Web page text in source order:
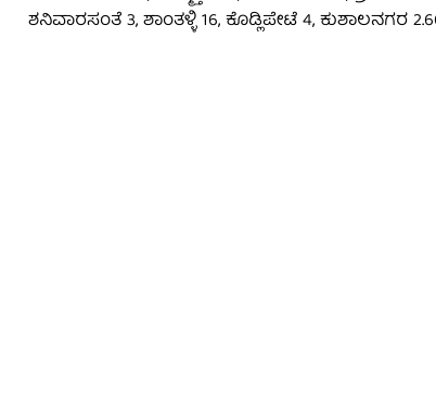
ಶನಿವಾರಸಂತೆ 3, ಶಾಂತಳ್ಳಿ 16, ಕೊಡ್ಲಿಪೇಟೆ 4,